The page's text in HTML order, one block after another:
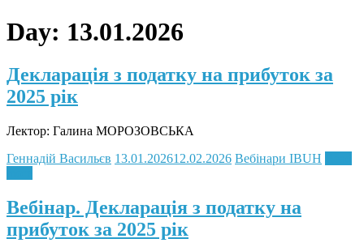
Day: 13.01.2026
Декларація з податку на прибуток за
2025 рік
Лектор: Галина МОРОЗОВСЬКА
Геннадій Васильєв 13.01.202612.02.2026 Вебінари IBUH
Вебінар. Декларація з податку на
прибуток за 2025 рік